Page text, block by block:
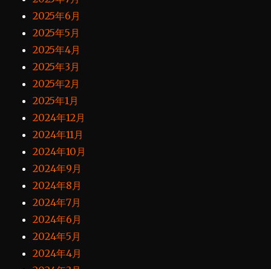
2025年6月
2025年5月
2025年4月
2025年3月
2025年2月
2025年1月
2024年12月
2024年11月
2024年10月
2024年9月
2024年8月
2024年7月
2024年6月
2024年5月
2024年4月